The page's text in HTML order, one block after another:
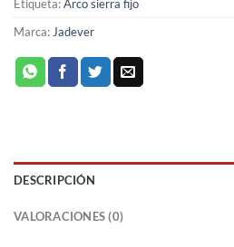
Etiqueta:Arco sierra fijo
Marca:Jadever
DESCRIPCIÓN
VALORACIONES (0)